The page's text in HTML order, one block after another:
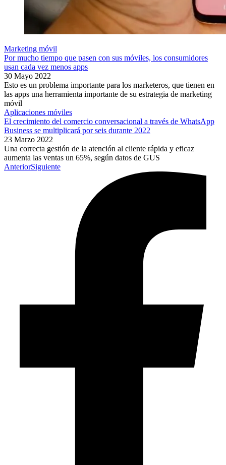
Marketing móvil
Por mucho tiempo que pasen con sus móviles, los consumidores
usan cada vez menos apps
30 Mayo 2022
Esto es un problema importante para los marketeros, que tienen en
las apps una herramienta importante de su estrategia de marketing
móvil
Aplicaciones móviles
El crecimiento del comercio conversacional a través de WhatsApp
Business se multiplicará por seis durante 2022
23 Marzo 2022
Una correcta gestión de la atención al cliente rápida y eficaz
aumenta las ventas un 65%, según datos de GUS
AnteriorSiguiente